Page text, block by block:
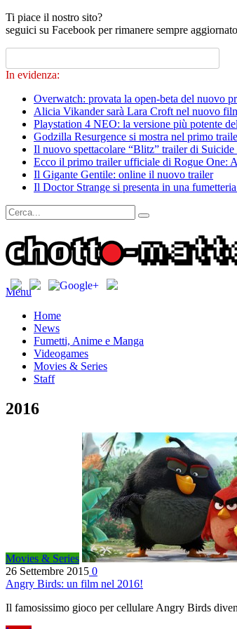
Ti piace il nostro sito?
seguici su Facebook per rimanere sempre
In evidenza:
Overwatch: provata la open-beta del nuovo
Alicia Vikander sarà Lara Croft nel nuovo
Playstation 4 NEO: la versione più potente
Godzilla Resurgence si mostra nel primo
Il nuovo spettacolare “Blitz” trailer di Suicide
Ecco il primo trailer ufficiale di Rogue One:
Il Gigante Gentile: online il nuovo trailer
Il Doctor Strange si presenta in una
Menu
Home
News
Fumetti, Anime e Manga
Videogames
Movies & Series
Staff
2016
Movies & Series
26 Settembre 2015 0
Angry Birds: un film nel 2016!
Il famosissimo gioco per cellulare Angry Birds